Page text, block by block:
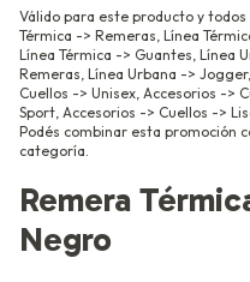
Válido para este producto y
Térmica -> Remeras, Línea
Línea Térmica -> Guantes, Línea
Remeras, Línea Urbana ->
Cuellos -> Unisex, Accesorios ->
Sport, Accesorios -> Cuellos ->
Podés combinar esta promoción
categoría.
Remera
Negro